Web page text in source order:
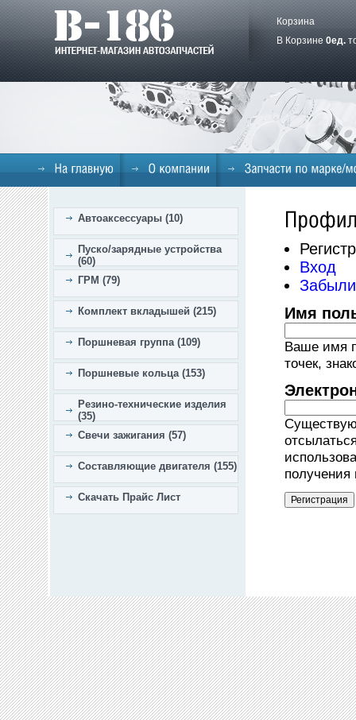
Корзина
В Корзине 0ед.
Автоаксессуары (10)
Пуско/зарядные устройства
(60)
ГРМ (79)
Комплект вкладышей (215)
Поршневая группа (109)
Поршневые кольца (153)
Резино-технические изделия
(35)
Свечи зажигания (57)
Составляющие двигателя (155)
Скачать Прайс Лист
Вход
Имя
Ваше имя
точек,
получения